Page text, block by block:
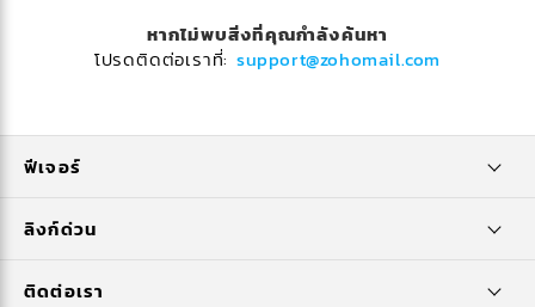
หากไม่พบสิ่งที่คุณกำลังค้นหา
โปรดติดต่อเราที่:support@zohomail.com
ฟีเจอร์
ลิงก์ด่วน
ติดต่อเรา